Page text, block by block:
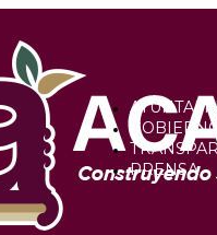
PRENSA